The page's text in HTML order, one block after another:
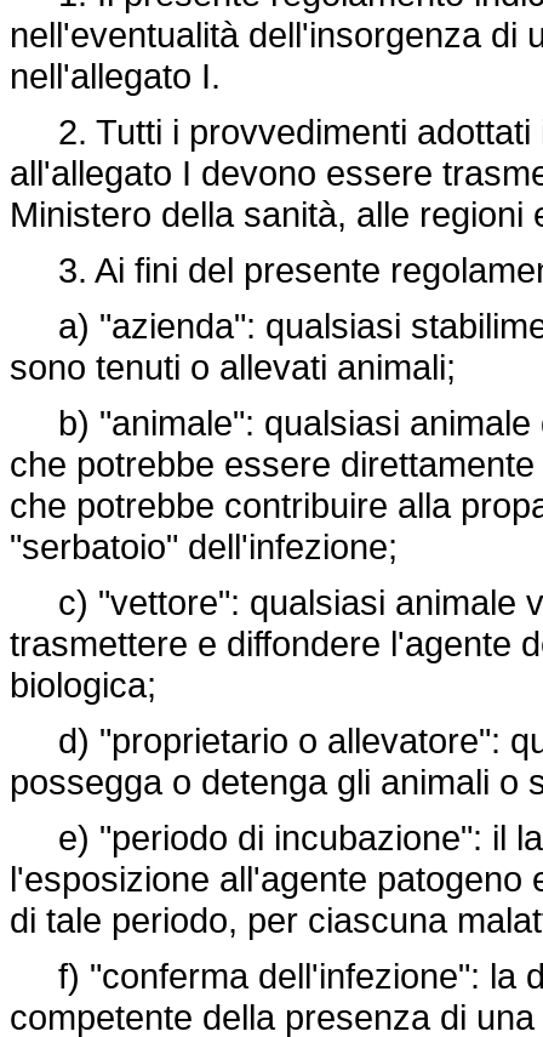
nell'eventualità dell'insorgenza di
nell'allegato I.
2. Tutti i provvedimenti adottati
all'allegato I devono essere
Ministero della sanità, alle regioni
3. Ai fini del presente
a) "azienda": qualsiasi
sono tenuti o allevati animali;
b) "animale": qualsiasi animale
che potrebbe essere
che potrebbe contribuire alla
"serbatoio" dell'infezione;
c) "vettore": qualsiasi animale
trasmettere e diffondere l'agente
biologica;
d) "proprietario o allevatore":
possegga o detenga gli animali o
e) "periodo di incubazione": il
l'esposizione all'agente patogeno
di tale periodo, per ciascuna
f) "conferma dell'infezione": la
competente della presenza di